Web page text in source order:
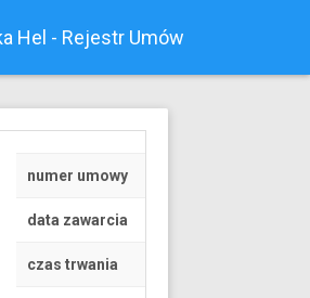
Hel - Rejestr Umów
numer umowy
data zawarcia
czas trwania